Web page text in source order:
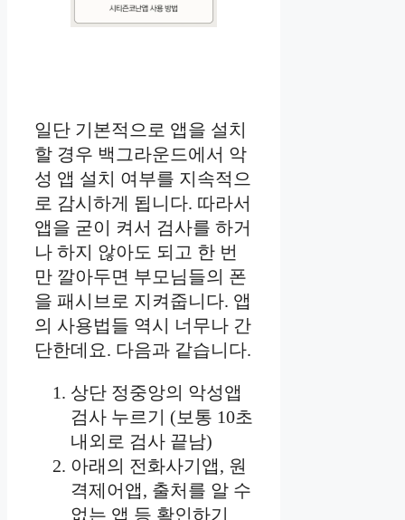
일단 기본적으로 앱을 설치
할 경우 백그라운드에서 악
성 앱 설치 여부를 지속적으
로 감시하게 됩니다. 따라서
앱을 굳이 켜서 검사를 하거
나 하지 않아도 되고 한 번
만 깔아두면 부모님들의 폰
을 패시브로 지켜줍니다. 앱
의 사용법들 역시 너무나 간
단한데요. 다음과 같습니다.
상단 정중앙의 악성앱
검사 누르기 (보통 10초
내외로 검사 끝남)
아래의 전화사기앱, 원
격제어앱, 출처를 알 수
없는 앱 등 확인하기